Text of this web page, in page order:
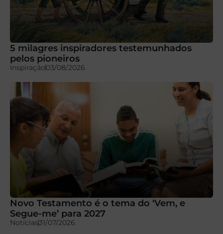
5 milagres inspiradores testemunhados
pelos pioneiros
Inspiração03/08/2026
Novo Testamento é o tema do ‘Vem, e
Segue-me’ para 2027
Notícias31/07/2026